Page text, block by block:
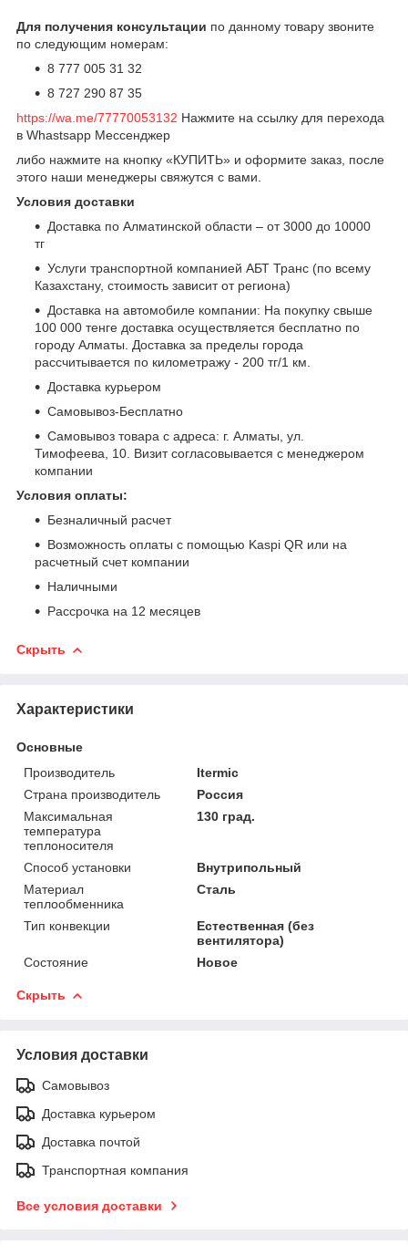
Для получения консультации по данному товару звоните
по следующим номерам:
8 777 005 31 32
8 727 290 87 35
https://wa.me/77770053132 Нажмите на ссылку для перехода
в Whastsapp Мессенджер
либо нажмите на кнопку «КУПИТЬ» и оформите заказ, после
этого наши менеджеры свяжутся с вами.
Условия доставки
Доставка по Алматинской области – от 3000 до 10000
тг
Услуги транспортной компанией АБТ Транс (по всему
Казахстану, стоимость зависит от региона)
Доставка на автомобиле компании: На покупку свыше
100 000 тенге доставка осуществляется бесплатно по
городу Алматы. Доставка за пределы города
рассчитывается по километражу - 200 тг/1 км.
Доставка курьером
Самовывоз-Бесплатно
Самовывоз товара с адреса: г. Алматы, ул.
Тимофеева, 10. Визит согласовывается с менеджером
компании
Условия оплаты:
Безналичный расчет
Возможность оплаты с помощью Kaspi QR или на
расчетный счет компании
Наличными
Рассрочка на 12 месяцев
Скрыть
Характеристики
Основные
Производитель
Itermic
Страна производитель
Россия
Максимальная
температура
теплоносителя
130 град.
Способ установки
Внутрипольный
Материал
теплообменника
Сталь
Тип конвекции
Естественная (без
вентилятора)
Состояние
Новое
Скрыть
Условия доставки
Самовывоз
Доставка курьером
Доставка почтой
Транспортная компания
Все условия доставки